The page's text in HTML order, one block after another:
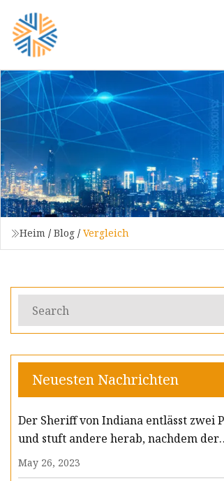
Heim / Blog / Vergleich
Neuesten Nachrichten
Der Sheriff von Indiana entlässt zwei
und stuft andere herab, nachdem der
Stellvertreter getötet wurde
May 26, 2023